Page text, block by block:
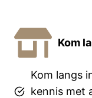
Kom
Kom langs
kennis met